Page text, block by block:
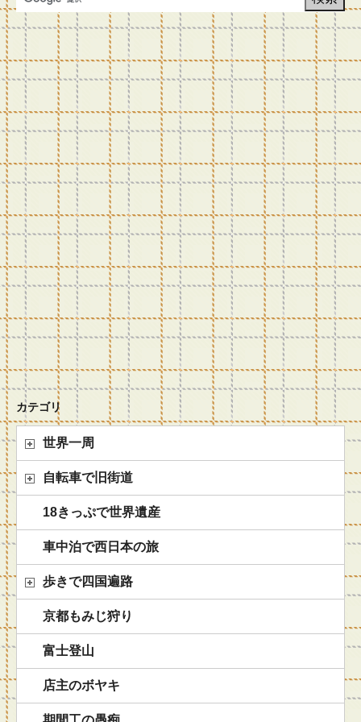
カテゴリ
世界一周
自転車で旧街道
18きっぷで世界遺産
車中泊で西日本の旅
歩きで四国遍路
京都もみじ狩り
富士登山
店主のボヤキ